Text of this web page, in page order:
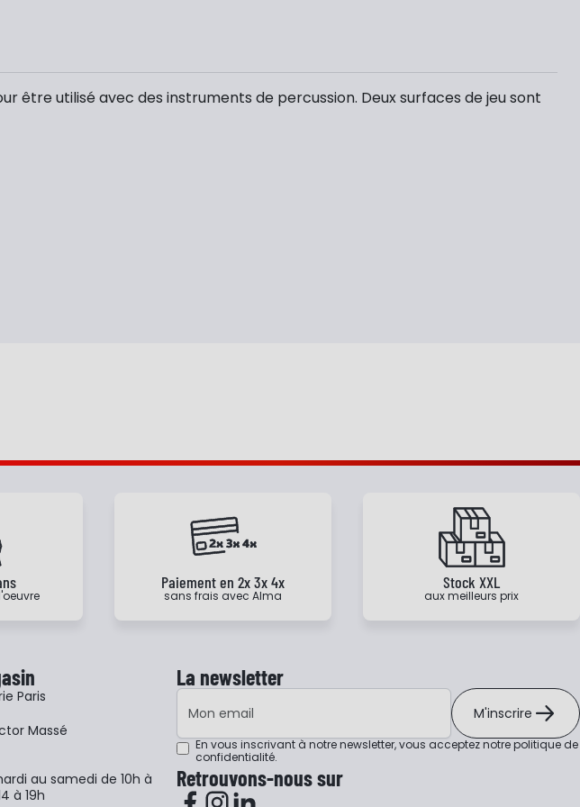
utilisé avec des instruments de percussion. Deux surfaces de jeu sont
Paiement en 2x 3x 4x
sans frais avec Alma
Stock XXL
aux meilleurs prix
Paris
Massé
au samedi de 10h à
à 19h
La newsletter
Adresse e-mail
M'inscrire
En vous inscrivant à notre newsletter, vous acceptez notrepolitique de
confidentialité.
Retrouvons-nous sur